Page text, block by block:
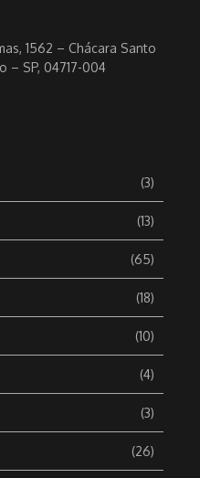
1562 – Chácara Santo
– SP, 04717-004
(3)
(13)
(65)
(18)
(10)
(4)
(3)
(26)